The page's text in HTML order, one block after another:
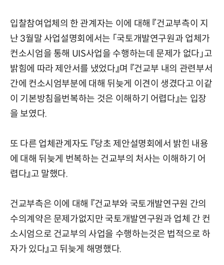
입찰참여업체의 한 관계자는 이에 대해 『건교부측이 지
난 3월말 사업설명회에서는 「국토개발연구원과 업체가
컨소시엄을 통해 UIS사업을 수행하는데 문제가 없다」고
밝힘에 따라 제안서를 냈었다』며 『건교부 내의 관련부서
간에 컨소시엄부분에 대해 뒤늦게 이견이 생겼다고 이같
이 기본방침을번복하는 것은 이해하기 어렵다』는 입장
을 보였다.
또 다른 업체관계자도 『당초 제안설명회에서 밝힌 내용
에 대해 뒤늦게 번복하는 건교부의 처사는 이해하기 어
렵다』고 말했다.
건교부측은 이에 대해 『건교부와 국토개발연구원 간의
수의계약은 문제가없지만 국토개발연구원과 업체 간 컨
소시엄으로 건교부의 사업을 수행하는것은 법적으로 하
자가 있다』고 뒤늦게 해명했다.